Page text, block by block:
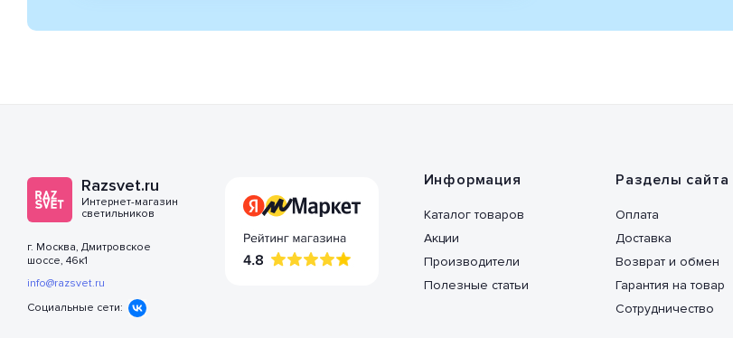
Razsvet.ru
Интернет-магазин
светильников
г. Москва, Дмитровское
шоссе, 46к1
info@razsvet.ru
Социальные сети:
Информация
Каталог товаров
Акции
Производители
Полезные статьи
Разделы сайта
Оплата
Доставка
Возврат и обмен
Гарантия на товар
Сотрудничество